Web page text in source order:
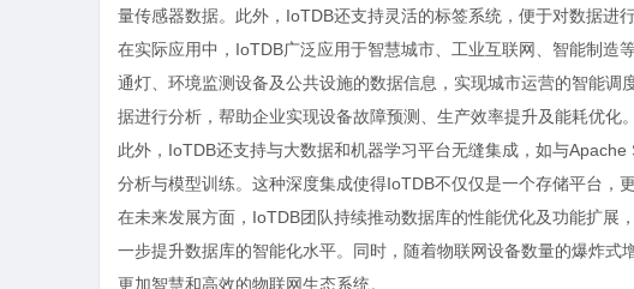
量传感器数据。此外，IoTDB还支持灵活的标签系统，便于对数据进
在实际应用中，IoTDB广泛应用于智慧城市、工业互联网、智能制造
通灯、环境监测设备及公共设施的数据信息，实现城市运营的智能
据进行分析，帮助企业实现设备故障预测、生产效率提升及能耗优化。
此外，IoTDB还支持与大数据和机器学习平台无缝集成，如与
分析与模型训练。这种深度集成使得IoTDB不仅仅是一个存储平台，
在未来发展方面，IoTDB团队持续推动数据库的性能优化及功能扩展
一步提升数据库的智能化水平。同时，随着物联网设备数量的爆炸
更加智慧和高效的物联网生态系统。